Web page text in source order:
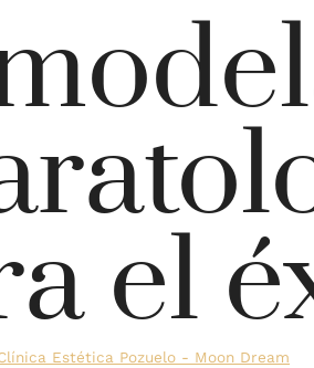
el
Estética Pozuelo - Moon Dream